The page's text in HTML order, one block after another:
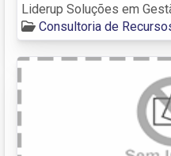
Liderup Soluções em
Consultoria de